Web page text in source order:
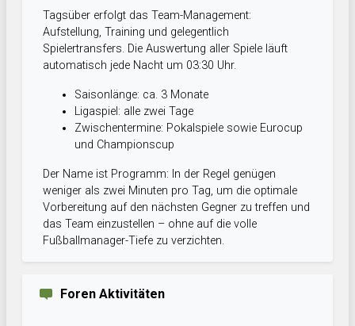
Tagsüber erfolgt das Team-Management:
Aufstellung, Training und gelegentlich
Spielertransfers. Die Auswertung aller Spiele läuft
automatisch jede Nacht um 03:30 Uhr.
Saisonlänge: ca. 3 Monate
Ligaspiel: alle zwei Tage
Zwischentermine: Pokalspiele sowie Eurocup
und Championscup
Der Name ist Programm: In der Regel genügen
weniger als zwei Minuten pro Tag, um die optimale
Vorbereitung auf den nächsten Gegner zu treffen und
das Team einzustellen – ohne auf die volle
Fußballmanager-Tiefe zu verzichten.
Foren Aktivitäten